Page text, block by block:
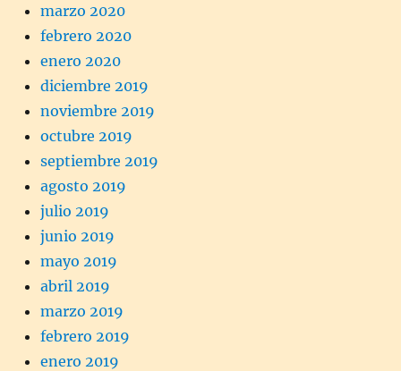
marzo 2020
febrero 2020
enero 2020
diciembre 2019
noviembre 2019
octubre 2019
septiembre 2019
agosto 2019
julio 2019
junio 2019
mayo 2019
abril 2019
marzo 2019
febrero 2019
enero 2019